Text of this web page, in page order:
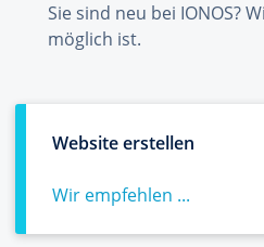
Sie sind neu bei IONOS?
möglich ist.
Website erstellen
Wir empfehlen ...